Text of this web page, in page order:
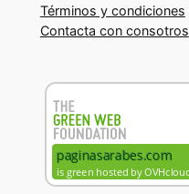
Términos y condiciones
Contacta con consotros